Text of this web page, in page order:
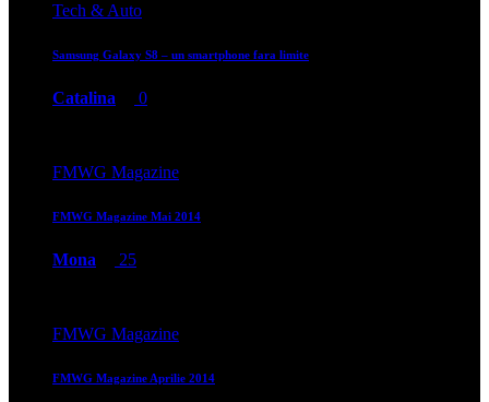
Tech & Auto
Samsung Galaxy S8 – un smartphone fara limite
Catalina 0
FMWG Magazine
FMWG Magazine Mai 2014
Mona 25
FMWG Magazine
FMWG Magazine Aprilie 2014